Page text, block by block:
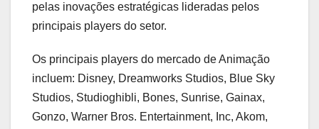
pelas inovações estratégicas lideradas pelos
principais players do setor.
Os principais players do mercado de Animação
incluem: Disney, Dreamworks Studios, Blue Sky
Studios, Studioghibli, Bones, Sunrise, Gainax,
Gonzo, Warner Bros. Entertainment, Inc, Akom,